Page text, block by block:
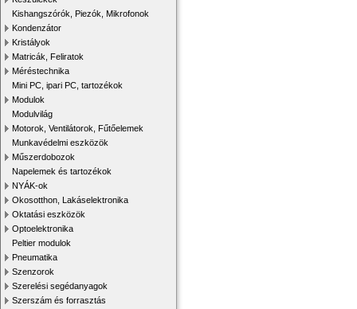
Kishangszórók, Piezók, Mikrofonok
Kondenzátor
Kristályok
Matricák, Feliratok
Méréstechnika
Mini PC, ipari PC, tartozékok
Modulok
Modulvilág
Motorok, Ventilátorok, Fűtőelemek
Munkavédelmi eszközök
Műszerdobozok
Napelemek és tartozékok
NYÁK-ok
Okosotthon, Lakáselektronika
Oktatási eszközök
Optoelektronika
Peltier modulok
Pneumatika
Szenzorok
Szerelési segédanyagok
Szerszám és forrasztás